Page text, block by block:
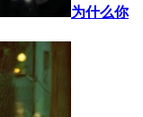
为什么你